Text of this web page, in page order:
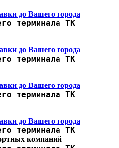
до Вашего города
терминала ТК
до Вашего города
терминала ТК
до Вашего города
терминала ТК
до Вашего города
терминала ТК
компаний